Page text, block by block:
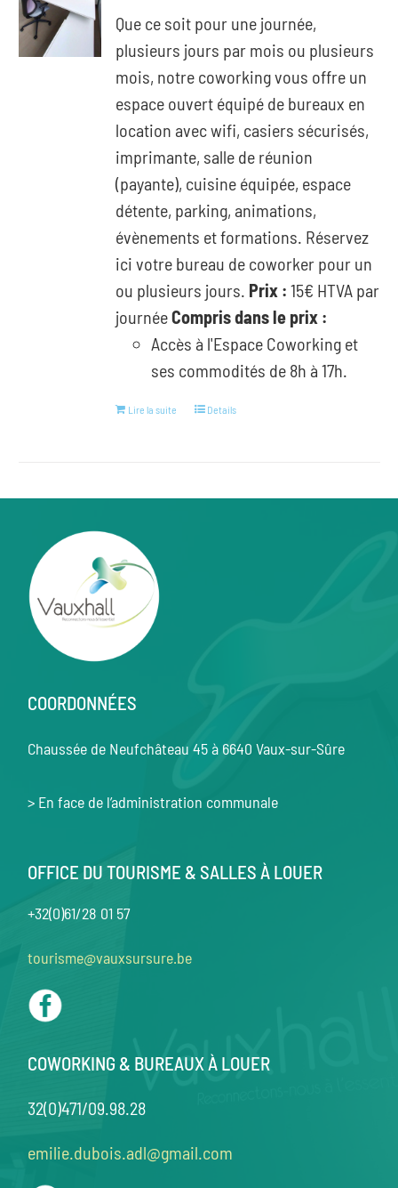
Que ce soit pour une journée,
plusieurs jours par mois ou plusieurs
mois, notre coworking vous offre un
espace ouvert équipé de bureaux en
location avec wifi, casiers sécurisés,
imprimante, salle de réunion
(payante), cuisine équipée, espace
détente, parking, animations,
évènements et formations. Réservez
ici votre bureau de coworker pour un
ou plusieurs jours. Prix : 15€ HTVA par
journéeCompris dans le prix :
Accès à l'Espace Coworking et
ses commodités de 8h à 17h.
Lire la suite Details
COORDONNÉES
Chaussée de Neufchâteau 45 à 6640 Vaux-sur-Sûre
> En face de l’administration communale
OFFICE DU TOURISME & SALLES À LOUER
+32(0)61/28 01 57
tourisme@vauxsursure.be
COWORKING & BUREAUX À LOUER
32(0)471/09.98.28
emilie.dubois.adl@gmail.com